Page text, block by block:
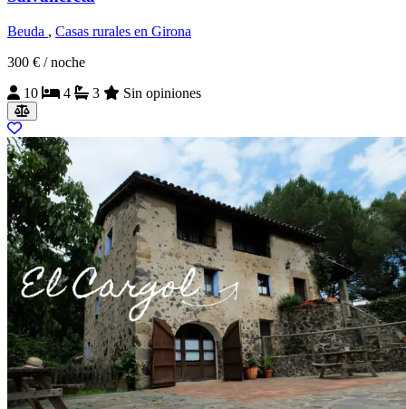
Beuda , Casas rurales en Girona
300 € / noche
10
4 3 Sin opiniones